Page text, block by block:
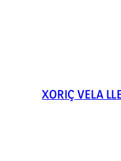
XORIÇ VELA